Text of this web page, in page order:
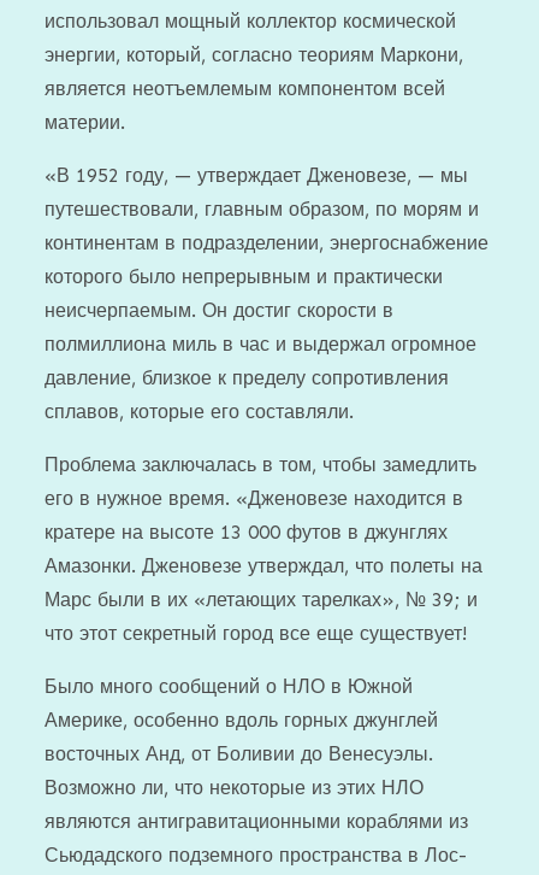
использовал мощный коллектор космической
энергии, который, согласно теориям Маркони,
является неотъемлемым компонентом всей
материи.
«В 1952 году, — утверждает Дженовезе, — мы
путешествовали, главным образом, по морям и
континентам в подразделении, энергоснабжение
которого было непрерывным и практически
неисчерпаемым. Он достиг скорости в
полмиллиона миль в час и выдержал огромное
давление, близкое к пределу сопротивления
сплавов, которые его составляли.
Проблема заключалась в том, чтобы замедлить
его в нужное время. «Дженовезе находится в
кратере на высоте 13 000 футов в джунглях
Амазонки. Дженовезе утверждал, что полеты на
Марс были в их «летающих тарелках», № 39; и
что этот секретный город все еще существует!
Было много сообщений о НЛО в Южной
Америке, особенно вдоль горных джунглей
восточных Анд, от Боливии до Венесуэлы.
Возможно ли, что некоторые из этих НЛО
являются антигравитационными кораблями из
Сьюдадского подземного пространства в Лос-